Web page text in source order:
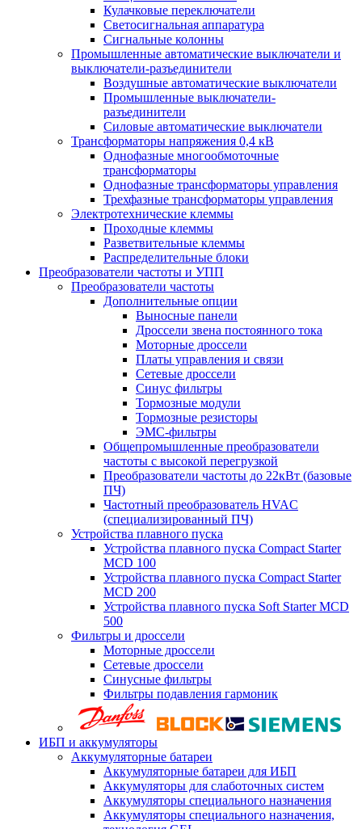
Кулачковые переключатели
Светосигнальная аппаратура
Сигнальные колонны
Промышленные автоматические выключатели и
выключатели-разъединители
Воздушные автоматические выключатели
Промышленные выключатели-
разъединители
Силовые автоматические выключатели
Трансформаторы напряжения 0,4 кВ
Однофазные многообмоточные
трансформаторы
Однофазные трансформаторы управления
Трехфазные трансформаторы управления
Электротехнические клеммы
Проходные клеммы
Разветвительные клеммы
Распределительные блоки
Преобразователи частоты и УПП
Преобразователи частоты
Дополнительные опции
Выносные панели
Дроссели звена постоянного тока
Моторные дроссели
Платы управления и связи
Сетевые дроссели
Синус фильтры
Тормозные модули
Тормозные резисторы
ЭМС-фильтры
Общепромышленные преобразователи
частоты с высокой перегрузкой
Преобразователи частоты до 22кВт (базовые
ПЧ)
Частотный преобразователь HVAC
(специализированный ПЧ)
Устройства плавного пуска
Устройства плавного пуска Compact Starter
MCD 100
Устройства плавного пуска Compact Starter
MCD 200
Устройства плавного пуска Soft Starter MCD
500
Фильтры и дроссели
Моторные дроссели
Сетевые дроссели
Синусные фильтры
Фильтры подавления гармоник
ИБП и аккумуляторы
Аккумуляторные батареи
Аккумуляторные батареи для ИБП
Аккумуляторы для слаботочных систем
Аккумуляторы специального назначения
Аккумуляторы специального назначения,